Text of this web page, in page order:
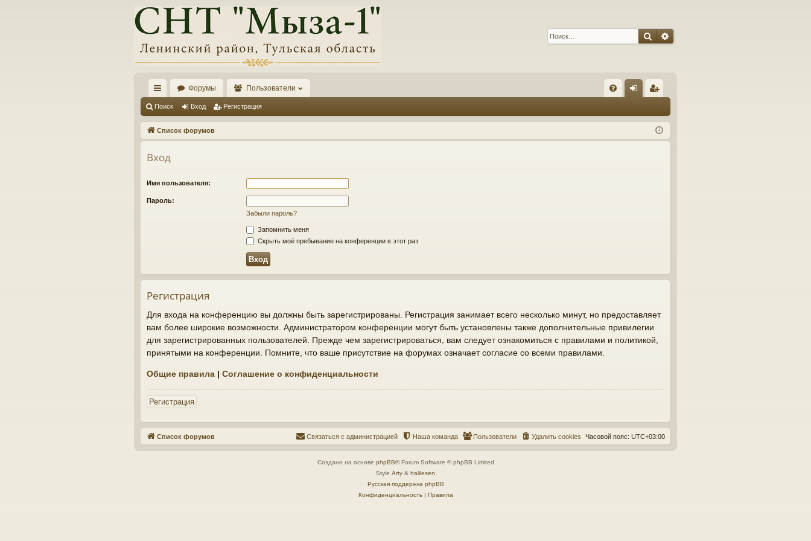
ПоискРасширенный поиск
с
ы
лк
и
Форумы Пользователи
Q д ис
тр
Поиск Вход Регистрация
Список форумов
Вход
Имя пользователя:
Пароль:
Забыли пароль?
Запомнить меня
Скрыть моё пребывание на конференции в этот раз
Регистрация
Для входа на конференцию вы должны быть зарегистрированы. Регистрация занимает всего несколько минут, но предоставляет
вам более широкие возможности. Администратором конференции могут быть установлены также дополнительные привилегии
для зарегистрированных пользователей. Прежде чем зарегистрироваться, вам следует ознакомиться с правилами и политикой,
принятыми на конференции. Помните, что ваше присутствие на форумах означает согласие со всеми правилами.
Общие правила | Соглашение о конфиденциальности
Регистрация
Список форумов Часовой пояс: UTC+03:00
Удалить cookies
Пользователи
Наша команда
Связаться с администрацией
Создано на основе phpBB® Forum Software © phpBB Limited
Style Arty & halilesen
Русская поддержка phpBB
Конфиденциальность| Правила